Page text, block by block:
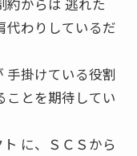
代わりしているだ
手掛けている役割
ことを期待してい
に、ＳＣＳから